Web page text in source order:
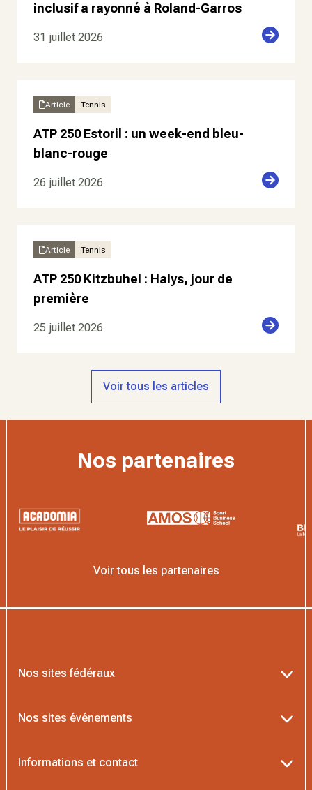
inclusif a rayonné à Roland-Garros
31 juillet 2026
Article Tennis
ATP 250 Estoril : un week-end bleu-
blanc-rouge
26 juillet 2026
Article Tennis
ATP 250 Kitzbuhel : Halys, jour de
première
25 juillet 2026
Voir tous les articles
Nos partenaires
Voir tous les partenaires
Nos sites fédéraux
Nos sites événements
Informations et contact